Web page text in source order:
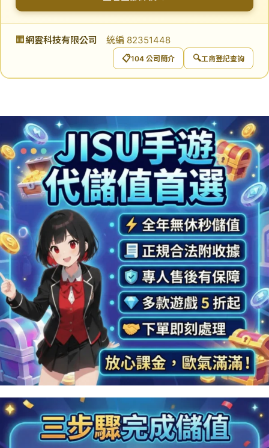
🏢 網雲科技有限公司 統編 82351448
📋104 公司簡介 🔍工商登記查詢